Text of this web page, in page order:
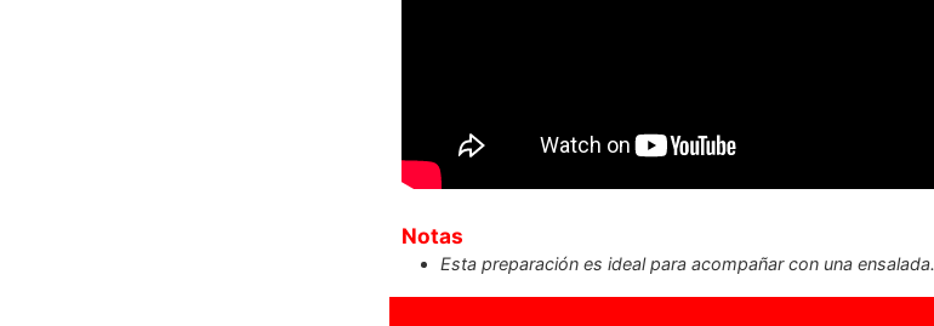
Notas
Esta preparación es ideal para acompañar con una ensalada.